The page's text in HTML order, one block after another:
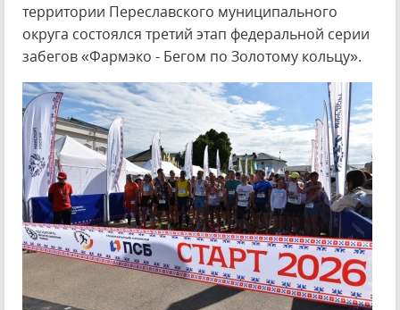
территории Переславского муниципального
округа состоялся третий этап федеральной серии
забегов «Фармэко - Бегом по Золотому кольцу».